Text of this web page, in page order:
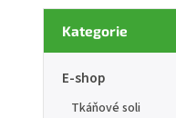
Kategorie
E-shop
Tkáňové soli